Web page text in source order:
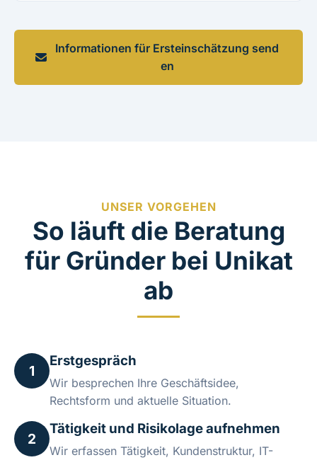
Informationen für Ersteinschätzung send
en
UNSER VORGEHEN
So läuft die Beratung
für Gründer bei Unikat
ab
1
Erstgespräch
Wir besprechen Ihre Geschäftsidee,
Rechtsform und aktuelle Situation.
2
Tätigkeit und Risikolage aufnehmen
Wir erfassen Tätigkeit, Kundenstruktur, IT-